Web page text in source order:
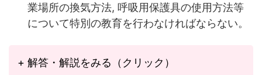
業場所の換気方法, 呼吸用保護具の使用方法等
について特別の教育を行わなければならない。
+ 解答・解説をみる（クリック）